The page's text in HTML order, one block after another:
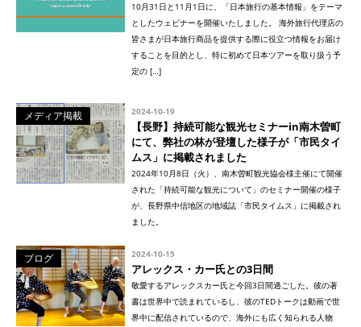
10月31日と11月1日に、「日本旅行の基本情報」をテーマ
としたウェビナーを開催いたしました。 海外旅行代理店の
皆さまが日本旅行商品を提供する際に役立つ情報をお届け
することを目的とし、特に初めて日本ツアーを取り扱う予
定の […]
メディア掲載 2024-10-19
【長野】持続可能な観光セミナーin南木曽町
にて、弊社の林が登壇した様子が「市民タイ
ムス」に掲載されました
2024年10月8日（火）、南木曽町観光協会様主催にて開催
された「持続可能な観光について」のセミナー開催の様子
が、長野県中信地区の地域誌「市民タイムス」に掲載され
ました。
ブログ 2024-10-15
アレックス・カー氏との3日間
敬愛するアレックスカー氏と今回3日間過ごした。彼の著
書は世界中で読まれているし、彼のTEDトークは動画で世
界中に配信されているので、海外にも広く知られる人物